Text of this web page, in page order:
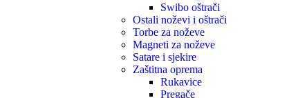
Swibo oštrači
Ostali noževi i oštrači
Torbe za noževe
Magneti za noževe
Satare i sjekire
Zaštitna oprema
Rukavice
Pregače